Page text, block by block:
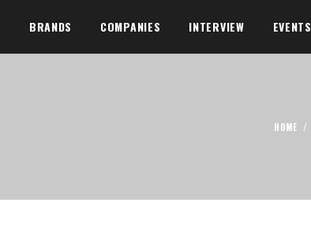
BRANDS COMPANIES INTERVIEW EVENTS
HOME /